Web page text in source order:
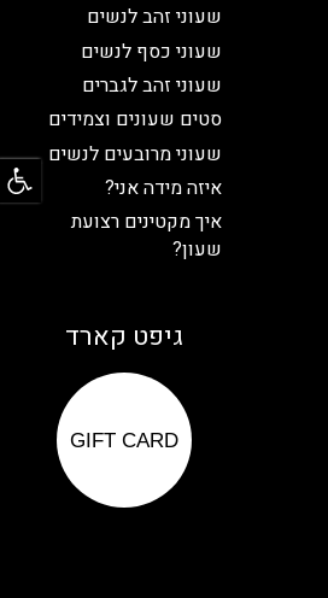
שעוני זהב לנשים
שעוני כסף לנשים
שעוני זהב לגברים
סטים שעונים וצמידים
שעוני מרובעים לנשים
איזה מידה אני?
איך מקטינים רצועת
שעון?
גיפט קארד
GIFT CARD